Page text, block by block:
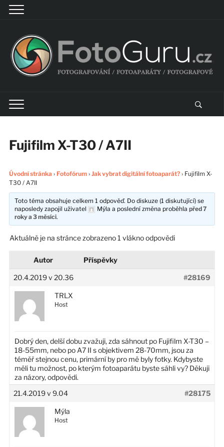
Fujifilm X-T30 / A7II
Úvodní stránka › Fotofórum › Jak vybrat digitální fotoaparát? › Fujifilm X-
T30 / A7II
Toto téma obsahuje celkem 1 odpověď. Do diskuze (1 diskutující) se
naposledy zapojil uživatel
Mýla a poslední změna proběhlapřed 7
roky a 3 měsíci.
Aktuálně je na stránce zobrazeno 1 vlákno odpovědi
Autor Příspěvky
20.4.2019 v 20.36 #28169
TRLX
Host
Dobrý den, delší dobu zvažuji, zda sáhnout po Fujifilm X-T30 –
18-55mm, nebo po A7 II s objektivem 28-70mm, jsou za
téměř stejnou cenu, primární by pro mě byly fotky. Kdybyste
měli tu možnost, po kterým fotoaparátu byste sáhli vy? Děkuji
za názory, odpovědi.
21.4.2019 v 9.04
#28175
Mýla
Host